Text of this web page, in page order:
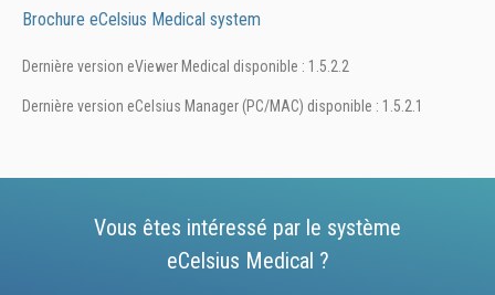
Brochure eCelsius Medical system
Dernière version eViewer Medical disponible : 1.5.2.2
Dernière version eCelsius Manager (PC/MAC) disponible : 1.5.2.1
Vous êtes intéressé par le système
eCelsius Medical ?